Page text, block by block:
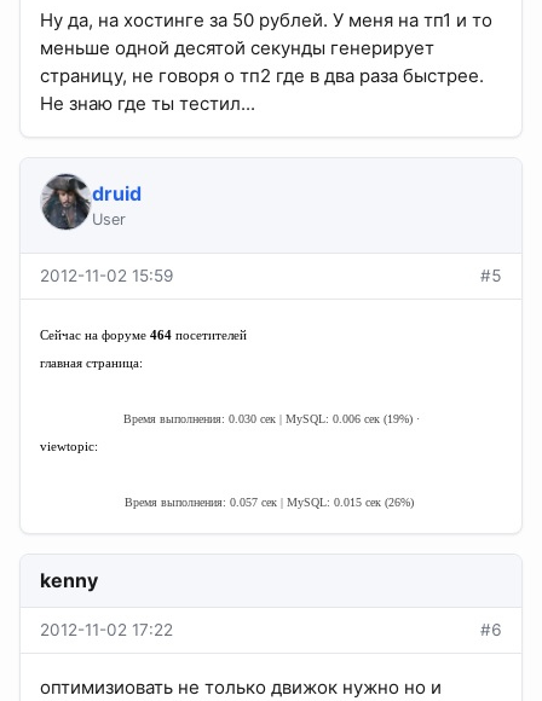
Ну да, на хостинге за 50 рублей. У меня на тп1 и то
меньше одной десятой секунды генерирует
страницу, не говоря о тп2 где в два раза быстрее.
Не знаю где ты тестил...
druid
User
2012-11-02 15:59 #5
Сейчас на форуме 464 посетителей
главная страница:
Время выполнения: 0.030 сек | MySQL: 0.006 сек (19%) ·
viewtopic:
Время выполнения: 0.057 сек | MySQL: 0.015 сек (26%)
kenny
2012-11-02 17:22 #6
оптимизиовать не только движок нужно но и